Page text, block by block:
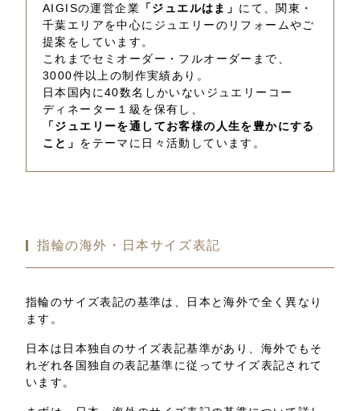
AIGISの運営企業 「ジュエルはま」 にて、関東・
千葉エリアを中心にジュエリーのリフォームやご
提案をしています。
これまでセミオーダー・フルオーダーまで、
3000件以上の制作実績あり。
日本国内に40数名しかいないジュエリーコー
ディネーター１級を保有し、
「ジュエリーを通してお客様の人生を豊かにする
こと」 をテーマに日々活動しています。
指輪の海外・日本サイズ表記
指輪のサイズ表記の基準は、日本と海外で全く異なり
ます。
日本は日本独自のサイズ表記基準があり、海外でもそ
れぞれ各国独自の表記基準に従ってサイズ表記されて
います。